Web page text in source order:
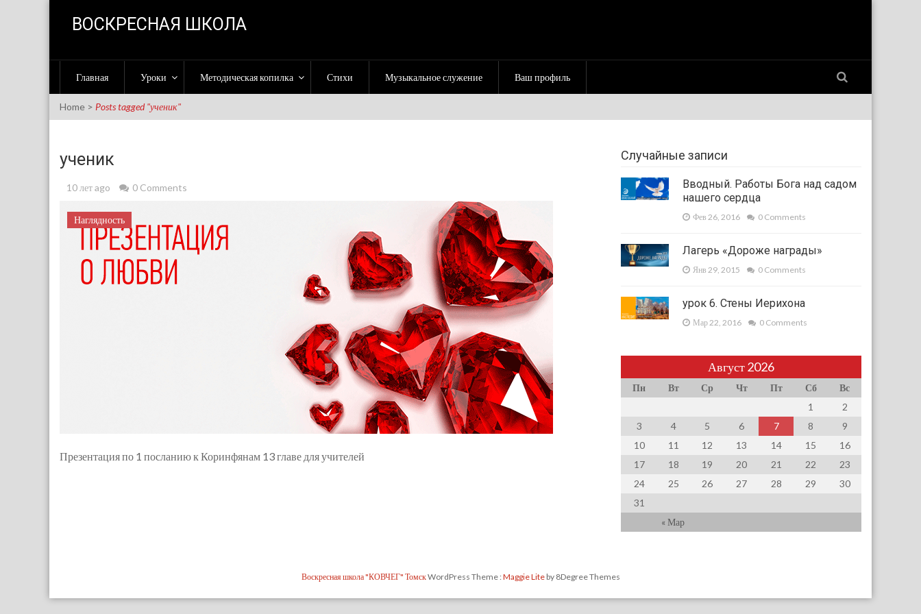
ВОСКРЕСНАЯ ШКОЛА
Главная Уроки Методическая копилка Стихи Музыкальное служение Ваш профиль
Home > Posts tagged "ученик"
ученик
10 лет ago 0 Comments
Наглядность
Презентация по 1 посланию к Коринфянам 13 главе для учителей
Случайные записи
Вводный. Работы Бога над садом
нашего сердца
Фев 26, 2016 0 Comments
Лагерь «Дороже награды»
Янв 29, 2015 0 Comments
урок 6. Стены Иерихона
Мар 22, 2016 0 Comments
Август 2026
Пн Вт Ср Чт Пт Сб Вс
« Мар
1
2
3
4 5 6 7 8
9
10
11 12 13 14 15
16
17
18 19 20 21 22
23
24
25 26 27 28 29
30
31
Воскресная школа "КОВЧЕГ" ТомскWordPress Theme : Maggie Lite by 8Degree Themes